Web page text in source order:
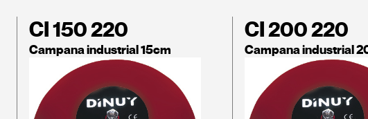
CI 150 220
Campana industrial 15cm
CI 200 220
Campana industrial